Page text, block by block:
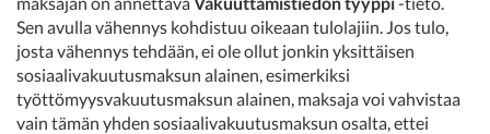
Sen avulla vähennys kohdistuu oikeaan tulolajiin. Jos tulo,
josta vähennys tehdään, ei ole ollut jonkin yksittäisen
sosiaalivakuutusmaksun alainen, esimerkiksi
työttömyysvakuutusmaksun alainen, maksaja voi vahvistaa
vain tämän yhden sosiaalivakuutusmaksun osalta, ettei